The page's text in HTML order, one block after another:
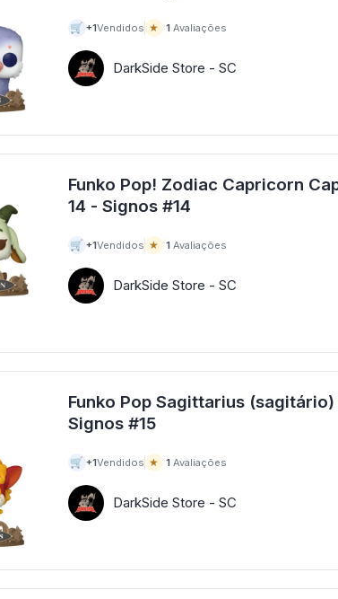
🛒 +1Vendidos ★ 1 Avaliações
DarkSide Store - SC
Funko Pop! Zodiac Capricorn
14 - Signos #14
🛒 +1Vendidos ★ 1 Avaliações
DarkSide Store - SC
Funko Pop Sagittarius (sagitário) Zodíaco -
Signos #15
🛒 +1Vendidos ★ 1 Avaliações
DarkSide Store - SC